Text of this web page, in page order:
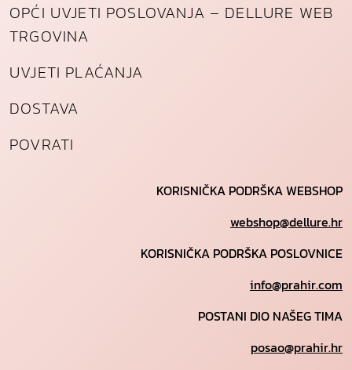
OPĆI UVJETI POSLOVANJA – DELLURE WEB
TRGOVINA
UVJETI PLAĆANJA
DOSTAVA
POVRATI
KORISNIČKA PODRŠKA WEBSHOP
webshop@dellure.hr
KORISNIČKA PODRŠKA POSLOVNICE
info@prahir.com
POSTANI DIO NAŠEG TIMA
posao@prahir.hr